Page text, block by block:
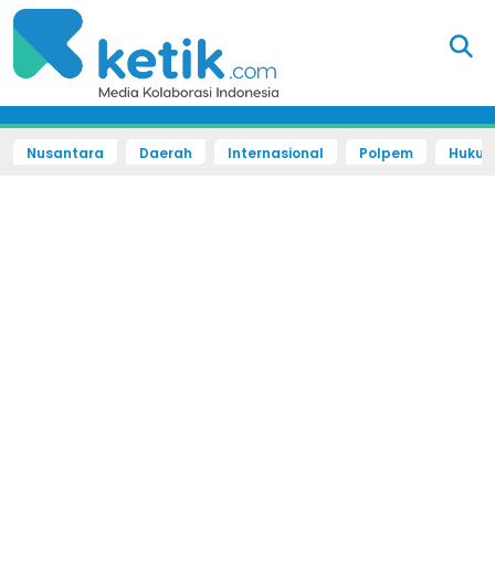
Nusantara Daerah Internasional Polpem